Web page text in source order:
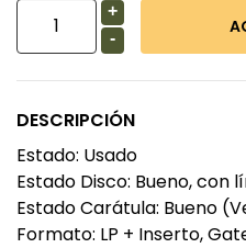
+
-
DESCRIPCIÓN
Estado: Usado
Estado Disco: Bueno, con
Estado Carátula: Bueno
Formato: LP + Inserto,